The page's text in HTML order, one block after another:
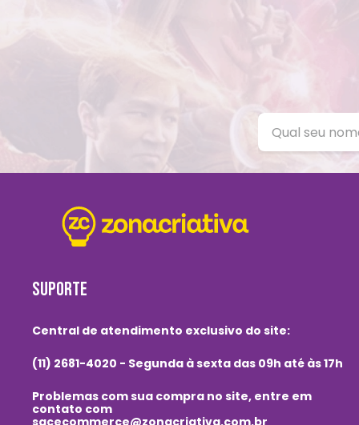
SUPORTE
Central de atendimento exclusivo do site:
(11) 2681-4020 - Segunda à sexta das 09h até às 17h
Problemas com sua compra no site, entre em
contato com